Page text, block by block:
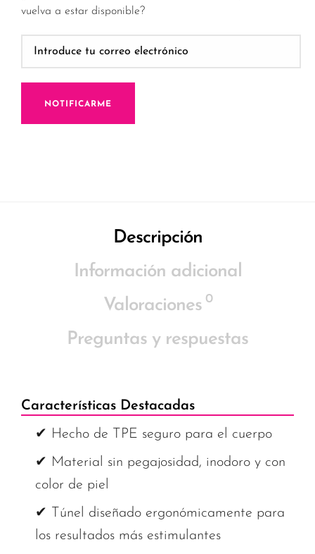
vuelva a estar disponible?
NOTIFICARME
Descripción
Información adicional
Valoraciones 0
Preguntas y respuestas
Características Destacadas
✔ Hecho de TPE seguro para el cuerpo
✔ Material sin pegajosidad, inodoro y con
color de piel
✔ Túnel diseñado ergonómicamente para
los resultados más estimulantes